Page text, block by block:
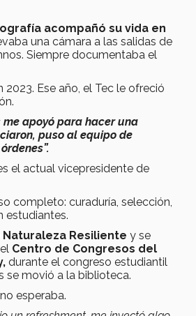
acompañó su vida en
una cámara a las salidas de
Siempre documentaba el
Ese año, el Tec le ofreció
me apoyó para hacer una
puso al equipo de
el actual vicepresidente de
completo: curaduría, selección,
estudiantes.
Naturaleza Resiliente y se
Centro de Congresos del
durante el congreso estudiantil
se movió a la biblioteca.
esperaba.